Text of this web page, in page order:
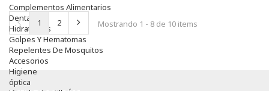
Complementos Alimentarios
Dentales
Hidratantes
Golpes Y Hematomas
Repelentes De Mosquitos
Accesorios
Higiene
óptica
1 2 Mostrando 1 - 8 de 10 items